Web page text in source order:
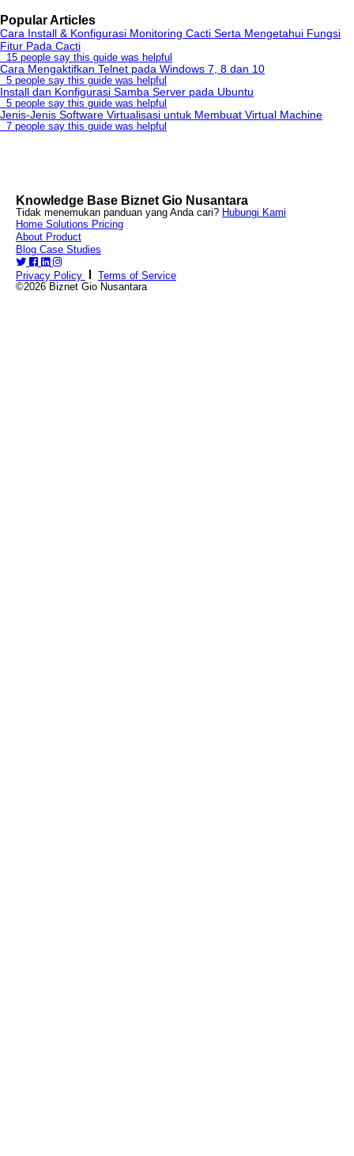
Popular Articles
Cara Install & Konfigurasi Monitoring Cacti Serta Mengetahui Fungsi
Fitur Pada Cacti
15 people say this guide was helpful
Cara Mengaktifkan Telnet pada Windows 7, 8 dan 10
5 people say this guide was helpful
Install dan Konfigurasi Samba Server pada Ubuntu
5 people say this guide was helpful
Jenis-Jenis Software Virtualisasi untuk Membuat Virtual Machine
7 people say this guide was helpful
Knowledge Base Biznet Gio Nusantara
Tidak menemukan panduan yang Anda cari? Hubungi Kami
Home Solutions Pricing
About Product
Blog Case Studies
Privacy Policy
Terms of Service
©2026 Biznet Gio Nusantara